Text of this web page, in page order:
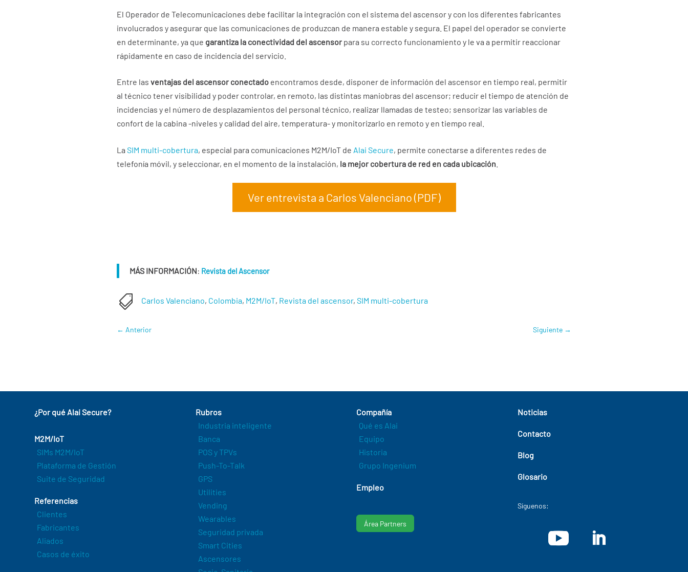
El Operador de Telecomunicaciones debe facilitar la integración con el sistema del ascensor y con los diferentes fabricantes
involucrados y asegurar que las comunicaciones de produzcan de manera estable y segura. El papel del operador se convierte
en determinante, ya que garantiza la conectividad del ascensor para su correcto funcionamiento y le va a permitir reaccionar
rápidamente en caso de incidencia del servicio.
Entre lasventajas del ascensor conectado encontramos desde, disponer de información del ascensor en tiempo real, permitir
al técnico tener visibilidad y poder controlar, en remoto, las distintas maniobras del ascensor; reducir el tiempo de atención de
incidencias y el número de desplazamientos del personal técnico, realizar llamadas de testeo; sensorizar las variables de
confort de la cabina -niveles y calidad del aire, temperatura- y monitorizarlo en remoto y en tiempo real.
LaSIM multi-cobertura, especial para comunicaciones M2M/IoT de Alai Secure, permite conectarse a diferentes redes de
telefonía móvil, y seleccionar, en el momento de la instalación, la mejor cobertura de red en cada ubicación
Ver entrevista a Carlos Valenciano (PDF)
MÁS INFORMACIÓN: Revista del Ascensor
 Carlos Valenciano, Colombia, M2M/IoT, Revista del ascensor, SIM multi-cobertura
← Anterior Siguiente→
¿Por qué Alai Secure?
M2M/IoT
SIMs M2M/IoT
Plataforma de Gestión
Suite de Seguridad
Referencias
Clientes
Fabricantes
Aliados
Casos de éxito
Rubros
Industria inteligente
Banca
POS y TPVs
Push-To-Talk
GPS
Utilities
Vending
Wearables
Seguridad privada
Smart Cities
Ascensores
Compañía
Qué es Alai
Equipo
Historia
Grupo Ingenium
Empleo
Área Partners
Noticias
Contacto
Blog
Glosario
Síguenos: